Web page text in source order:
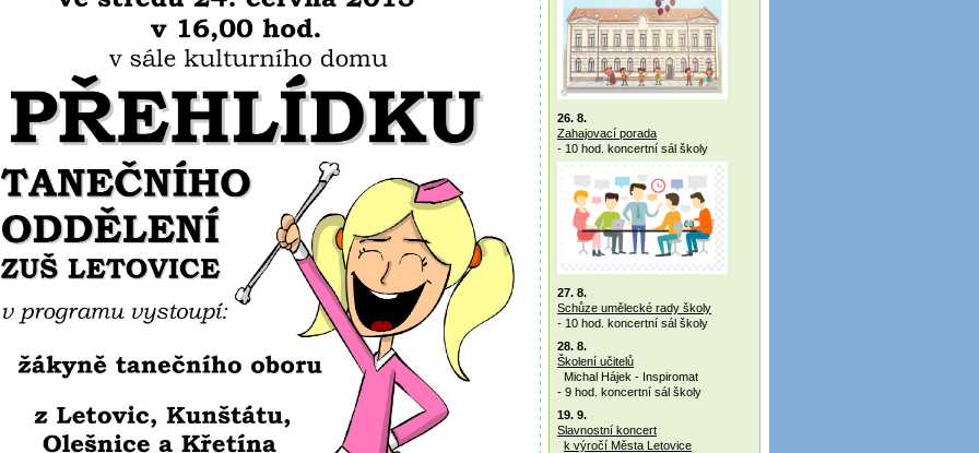
26. 8.
Zahajovací porada
- 10 hod. koncertní sál školy
27. 8.
Schůze umělecké rady školy
- 10 hod. koncertní sál školy
28. 8.
Školení učitelů
Michal Hájek - Inspiromat
- 9 hod. koncertní sál školy
19. 9.
Slavnostní koncert
k výročí Města Letovice